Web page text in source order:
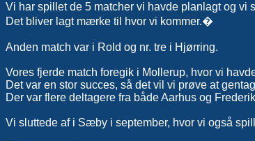
Vi har spillet de 5 matcher vi havde planlagt og vi
Det bliver lagt mærke til hvor vi kommer.�
Anden match var i Rold og nr. tre i Hjørring.
Vores fjerde match foregik i Mollerup, hvor vi
Det var en stor succes, så det vil vi prøve at
Der var flere deltagere fra både Aarhus og
Vi sluttede af i Sæby i september, hvor vi også